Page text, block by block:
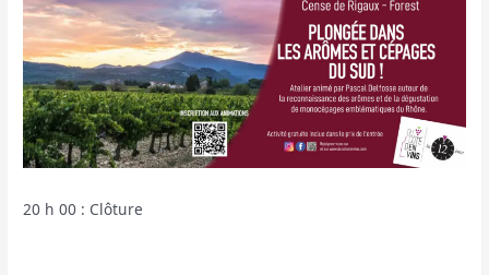
20 h 00 : Clôture